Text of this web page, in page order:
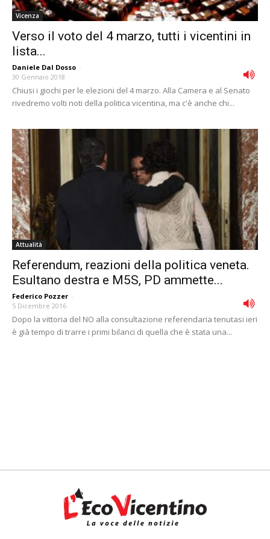
Vicenza
Verso il voto del 4 marzo, tutti i vicentini in
lista...
Daniele Dal Dosso -
30 Gennaio 2018
Chiusi i giochi per le elezioni del 4 marzo. Alla Camera e al Senato
rivedremo volti noti della politica vicentina, ma c'è anche chi...
Attualità
Referendum, reazioni della politica veneta.
Esultano destra e M5S, PD ammette...
Federico Pozzer -
5 Dicembre 2016
Dopo la vittoria del NO alla consultazione referendaria tenutasi ieri
è già tempo di trarre i primi bilanci di quella che è stata una...